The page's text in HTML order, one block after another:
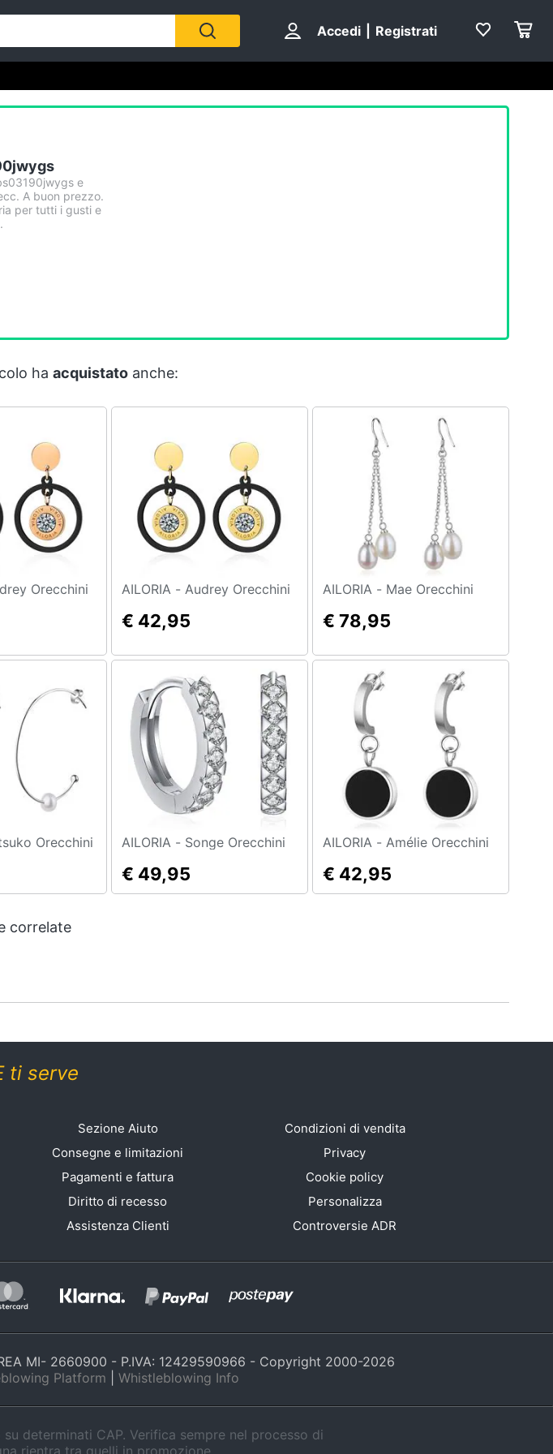
Accedi Registrati
e
A buon prezzo.
per tutti i gusti e
ha acquistatoanche:
- Audrey Orecchini AILORIA - Audrey Orecchini
€ 42,95
AILORIA - Mae Orecchini
€ 78,95
- Mitsuko Orecchini AILORIA - Songe Orecchini
€ 49,95
AILORIA - Amélie Orecchini
€ 42,95
correlate
ti serve
Sezione Aiuto
Consegne e limitazioni
Pagamenti e fattura
Diritto di recesso
Assistenza Clienti
Condizioni di vendita
Privacy
Cookie policy
Personalizza
Controversie ADR
MI- 2660900 - P.IVA: 12429590966 - Copyright 2000-2026
Platform Whistleblowing Info
determinati CAP. Verifica sempre nel processo di
rientra tra quelli in promozione.